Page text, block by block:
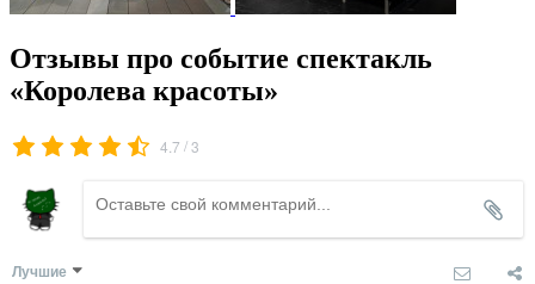
Отзывы про событие спектакль
«Королева красоты»
4.7 /3
Лучшие